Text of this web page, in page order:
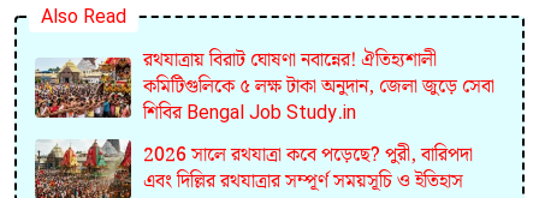
Also Read
রথযাত্রায় বিরাট ঘোষণা নবান্নের! ঐতিহ্যশালী
কমিটিগুলিকে ৫ লক্ষ টাকা অনুদান, জেলা জুড়ে সেবা
শিবির Bengal Job Study.in
2026 সালে রথযাত্রা কবে পড়েছে? পুরী, বারিপদা
এবং দিল্লির রথযাত্রার সম্পূর্ণ সময়সূচি ও ইতিহাস